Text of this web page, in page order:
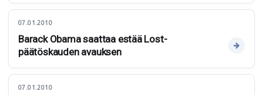
07.01.2010
Barack Obama saattaa estää Lost-
päätöskauden avauksen
07.01.2010